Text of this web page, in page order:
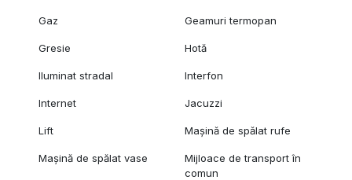
Gaz Geamuri termopan
Gresie Hotă
Iluminat stradal Interfon
Internet Jacuzzi
Lift Mașină de spălat rufe
Mașină de spălat vase
Mijloace de transport în
comun